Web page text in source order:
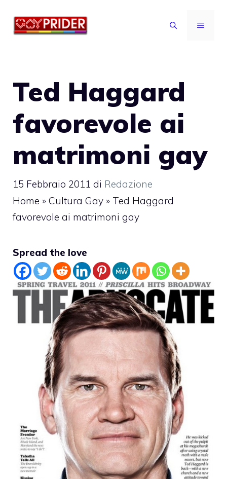
MENU
Ted Haggard
favorevole ai
matrimoni gay
15 Febbraio 2011 di Redazione
Home » Cultura Gay » Ted Haggard
favorevole ai matrimoni gay
Spread the love